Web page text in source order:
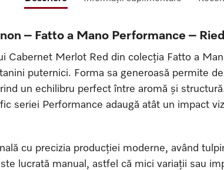
– Fatto a Mano Performance –
Cabernet Merlot Red din colecția Fatto a
puternici. Forma sa generoasă permite
un echilibru perfect între aromă și
seriei Performance adaugă atât un impact
cu precizia producției moderne, având
lucrată manual, astfel că mici variații sau